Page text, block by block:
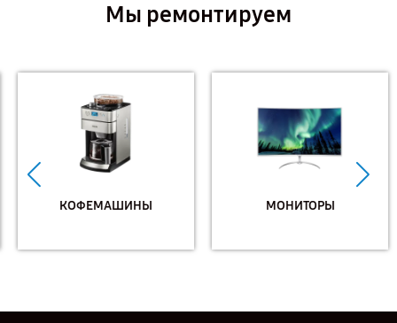
Мы ремонтируем
КОФЕМАШИНЫ МОНИТОРЫ